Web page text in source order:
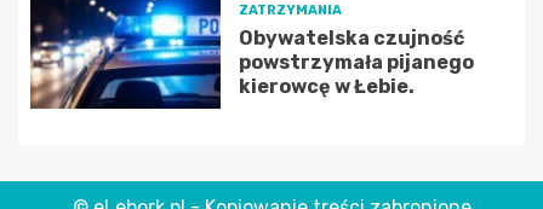
ZATRZYMANIA
Obywatelska czujność
powstrzymała pijanego
kierowcę w Łebie.